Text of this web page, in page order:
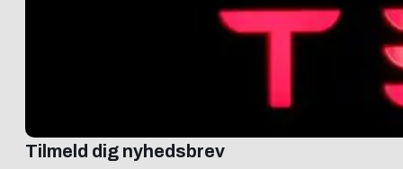
Tilmeld dig nyhedsbrev